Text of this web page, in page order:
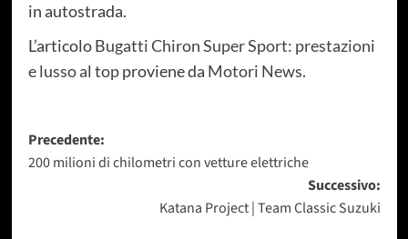
in autostrada.
L’articoloBugatti Chiron Super Sport: prestazioni
e lusso al topproviene da Motori News.
Navigazione
articolo
Precedente:
200 milioni di chilometri con vetture elettriche
Successivo:
Katana Project | Team Classic Suzuki